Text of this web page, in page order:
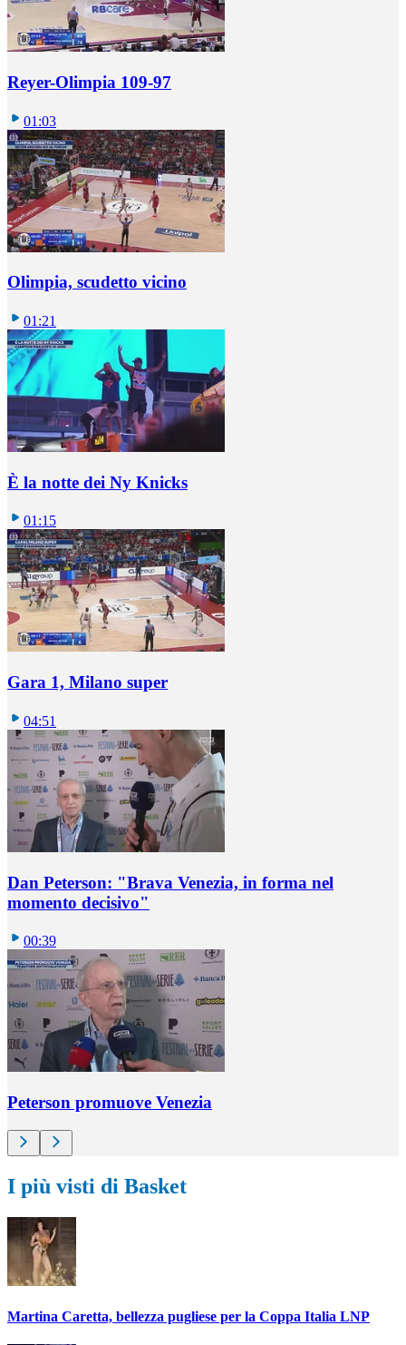
Reyer-Olimpia 109-97
01:03
Olimpia, scudetto vicino
01:21
È la notte dei Ny Knicks
01:15
Gara 1, Milano super
04:51
Dan Peterson: "Brava Venezia, in forma nel
momento decisivo"
00:39
Peterson promuove Venezia
I più visti di Basket
Martina Caretta, bellezza pugliese per la Coppa Italia LNP